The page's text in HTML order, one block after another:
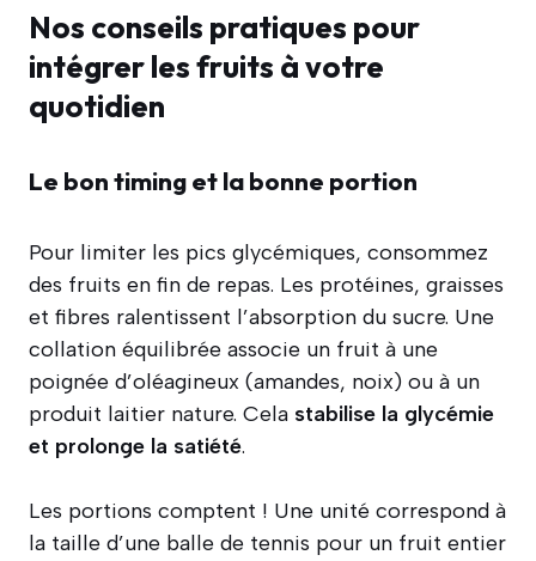
Nos conseils pratiques pour
intégrer les fruits à votre
quotidien
Le bon timing et la bonne portion
Pour limiter les pics glycémiques, consommez
des fruits en fin de repas. Les protéines, graisses
et fibres ralentissent l’absorption du sucre. Une
collation équilibrée associe un fruit à une
poignée d’oléagineux (amandes, noix) ou à un
produit laitier nature. Cela stabilise la glycémie
et prolonge la satiété.
Les portions comptent ! Une unité correspond à
la taille d’une balle de tennis pour un fruit entier